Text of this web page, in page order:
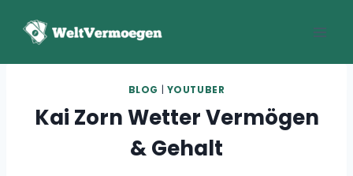
Inhalt
BLOG YOUTUBER
Kai Zorn Wetter Vermögen
& Gehalt